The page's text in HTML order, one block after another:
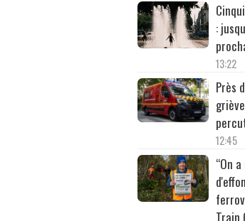
:
13:22
Près
12:45
“On
Train